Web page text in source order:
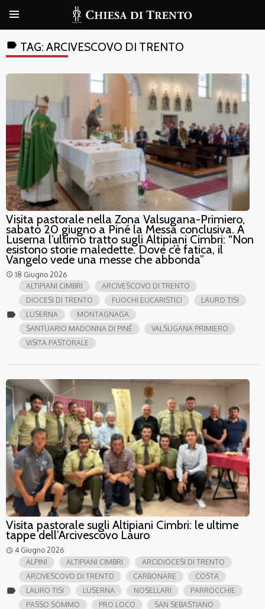
label TAG: ARCIVESCOVO DI TRENTO
Visita pastorale nella Zona Valsugana-Primiero,
sabato 20 giugno a Piné la Messa conclusiva. A
Luserna l’ultimo tratto sugli Altipiani Cimbri: “Non
esistono storie maledette. Dove c’è fatica, il
Vangelo vede una messe che abbonda”
access_time 18 Giugno 2026
label
ALTIPIANI CIMBRI
ARCIVESCOVO DI TRENTO
DIOCESI DI TRENTO
FUOCHI EUCARISTICI
LAURO TISI
LUSERNA
MONTAGNAGA
SANTUARIO MADONNA DI PINÉ
VALSUGANA PRIMIERO
VISITA PASTORALE
Visita pastorale sugli Altipiani Cimbri: le ultime
tappe dell’Arcivescovo Lauro
access_time 4 Giugno 2026
label
ALPINI ALTIPIANI CIMBRI
ARCIDIOCESI DI TRENTO
ARCIVESCOVO DI TRENTO
CARBONARE
COSTA
LAURO TISI
LUSERNA NOSELLARI
PARROCCHIE
PASSO SOMMO
PRO LOCO
SAN SEBASTIANO